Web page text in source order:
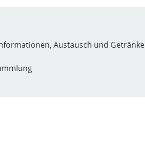
Austausch und Getränke